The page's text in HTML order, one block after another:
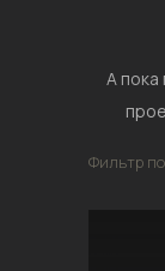
А пока
Фильтр